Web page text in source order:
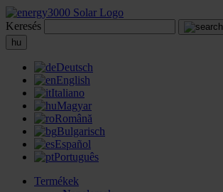
Keresés
hu
Deutsch
English
Italiano
Magyar
Română
Bulgarisch
Español
Português
Termékek